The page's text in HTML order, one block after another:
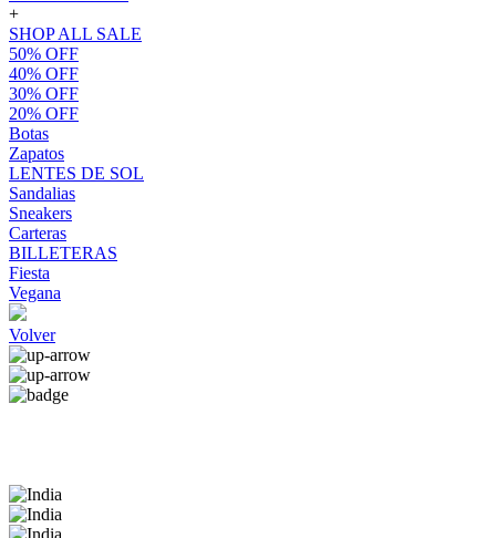
+
SHOP ALL SALE
50% OFF
40% OFF
30% OFF
20% OFF
Botas
Zapatos
LENTES DE SOL
Sandalias
Sneakers
Carteras
BILLETERAS
Fiesta
Vegana
Volver